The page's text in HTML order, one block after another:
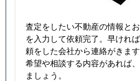
査定をしたい不動産の情報と
を入力して依頼完了。早けれ
頼をした会社から連絡がきます
希望や相談する内容があれば
ましょう。